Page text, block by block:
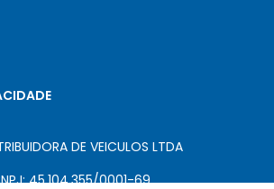
DE VEICULOS LTDA
45.104.355/0001-69